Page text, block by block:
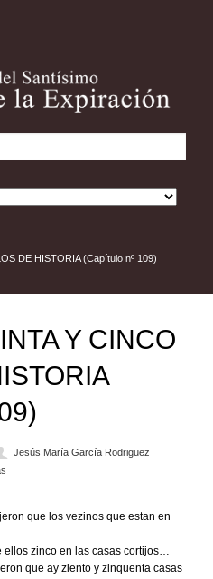
DE HISTORIA (Capítulo nº 109)
Y CINCO
Jesús María García Rodriguez
que los vezinos que estan en
ellos zinco en las casas cortijos…
que ay ziento y zinquenta casas